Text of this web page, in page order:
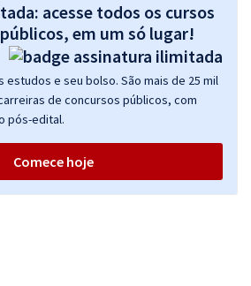
acesse todos os cursos
em um só lugar!
e seu bolso. São mais de 25 mil
de concursos públicos, com
pós-edital.
Comece hoje